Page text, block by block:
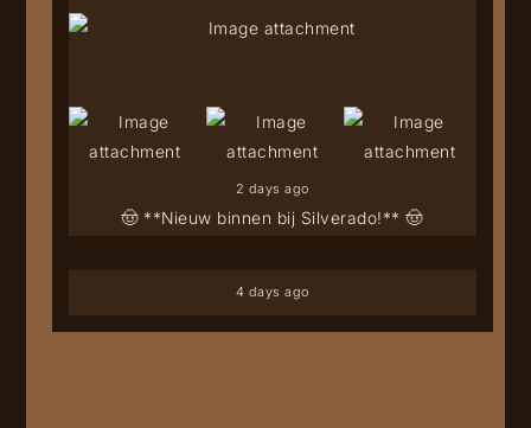
🤠 **Nieuw binnen bij Silverado!** 🤠
2 days ago
4 days ago